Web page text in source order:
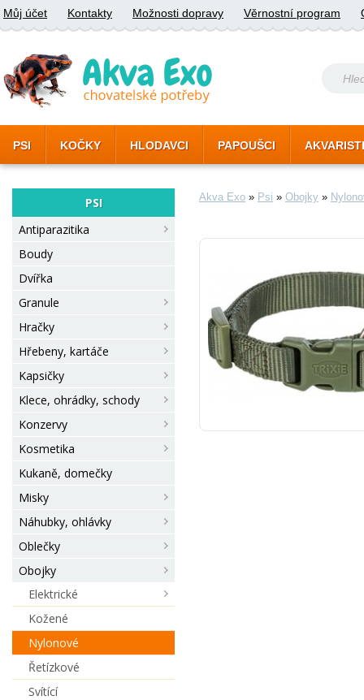
Můj účet Kontakty Možnosti dopravy Věrnostní program
PSI KOČKY HLODAVCI PAPOUŠCI
PSI
Antiparazitika
Boudy
Dvířka
Granule
Hračky
Hřebeny, kartáče
Kapsičky
Klece, ohrádky, schody
Konzervy
Kosmetika
Kukaně, domečky
Misky
Náhubky, ohlávky
Oblečky
Obojky
Elektrické
Kožené
Nylonové
Řetízkové
Svítící
Akva Exo » Psi » Obojky »